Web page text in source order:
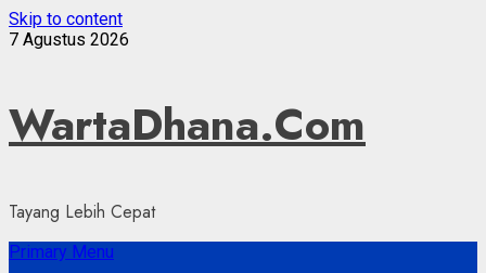
Skip to content
7 Agustus 2026
WartaDhana.Com
Tayang Lebih Cepat
Primary Menu